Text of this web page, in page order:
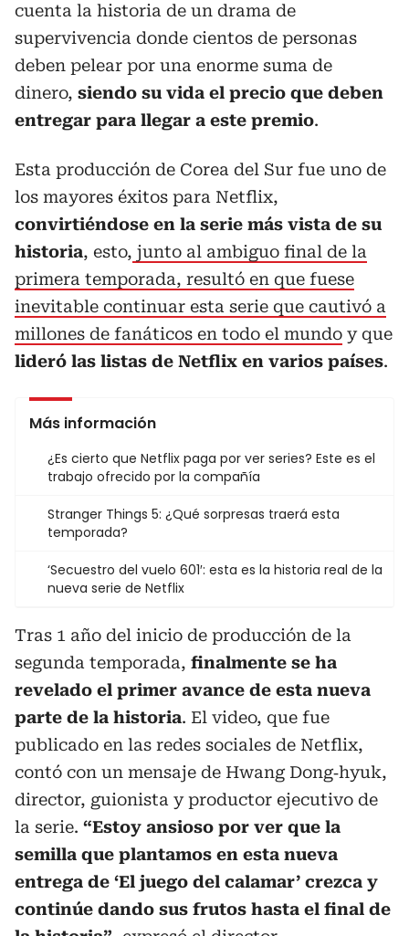
cuenta la historia de un drama de
supervivencia donde cientos de personas
deben pelear por una enorme suma de
dinero, siendo su vida el precio que deben
entregar para llegar a este premio.
Esta producción de Corea del Sur fue uno de
los mayores éxitos para Netflix,
convirtiéndose en la serie más vista de su
historia, esto, junto al ambiguo final de la
primera temporada, resultó en que fuese
inevitable continuar esta serie que cautivó a
millones de fanáticos en todo el mundo y que
lideró las listas de Netflix en varios países.
Más información
¿Es cierto que Netflix paga por ver series? Este es el
trabajo ofrecido por la compañía
Stranger Things 5: ¿Qué sorpresas traerá esta
temporada?
‘Secuestro del vuelo 601′: esta es la historia real de la
nueva serie de Netflix
Tras 1 año del inicio de producción de la
segunda temporada, finalmente se ha
revelado el primer avance de esta nueva
parte de la historia. El video, que fue
publicado en las redes sociales de Netflix,
contó con un mensaje de Hwang Dong‑hyuk,
director, guionista y productor ejecutivo de
la serie. “Estoy ansioso por ver que la
semilla que plantamos en esta nueva
entrega de ‘El juego del calamar’ crezca y
continúe dando sus frutos hasta el final de